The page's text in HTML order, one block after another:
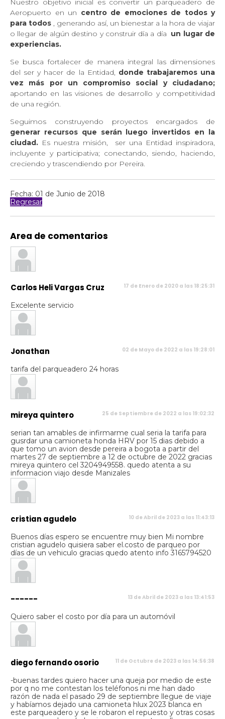
Nuestro objetivo inicial es convertir un parqueadero de
Aeropuerto en un centro de emociones de todos y
para todos , generando así, un bienestar a la hora de viajar
o llegar de algún destino y construir día a día un lugar de
experiencias.
Se busca fortalecer de manera integral las dimensiones
del ser y hacer de la Entidad, donde trabajaremos una
vez más por un compromiso social y ciudadano;
aportando en las visiones de desarrollo y competitividad
de una región.
Seguimos construyendo proyectos encargados de
generar recursos que serán luego invertidos en la
ciudad. Es nuestra misión,
ser una Entidad inspiradora,
incluyente y participativa; conectando, siendo, haciendo,
creciendo y trascendiendo por Pereira.
Fecha: 01 de Junio de 2018
Regresar
Area de comentarios
Carlos Heli Vargas Cruz 17 de Enero de 2020 a las 18:25:31
Excelente servicio
Jonathan 02 de Mayo de 2022 a las 19:28:01
tarifa del parqueadero 24 horas
mireya quintero 25 de Septiembre de 2022 a las 19:02:32
serian tan amables de infirmarme cual seria la tarifa para
gusrdar una camioneta honda HRV por 15 dias debido a
que tomo un avion desde pereira a bogota a partir del
martes 27 de septiembre a 12 de octubre de 2022 gracias
mireya quintero cel 3204949558. quedo atenta a su
informacion viajo desde Manizales
cristian agudelo 10 de Abril de 2023 a las 11:43:13
Buenos días espero se encuentre muy bien Mi nombre
cristian agudelo quisiera saber el.costo de parqueo por
días de un vehiculo gracias quedo atento info 3165794520
------ 13 de Abril de 2023 a las 13:41:53
Quiero saber el costo por día para un automóvil
diego fernando osorio 11 de Octubre de 2023 a las 14:56:38
-buenas tardes quiero hacer una queja por medio de este
por q no me contestan los teléfonos ni me han dado
razón de nada el pasado 29 de septiembre llegue de viaje
y habíamos dejado una camioneta hlux 2023 blanca en
este parqueadero y se le robaron el repuesto y otras cosas